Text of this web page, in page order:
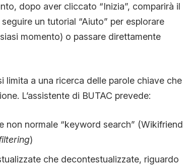
dopo aver cliccato “Inizia”, comparirà il
un tutorial “Aiuto” per esplorare
momento) o passare direttamente
limita a una ricerca delle parole chiave che
L’assistente di BUTAC prevede:
non normale “keyword search” (Wikifriend
)
che decontestualizzate, riguardo